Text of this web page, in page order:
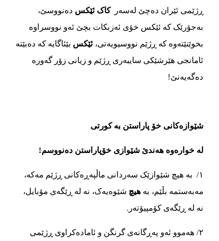
ڕژێمی ئێران ده‌‌‌چێ له‌‌‌سه‌‌‌رکاک ئێکس ده‌‌‌نووسێ،
به‌‌‌جۆرێک که ئێکس خۆی ئه‌‌‌زبکات بچێ ئه‌‌‌و نووسراوه‌‌‌‌
بخوێنێته‌‌‌وه‌‌‌ که ڕژێم نووسیویه‌‌‌تی، ئێکس بێئاگایه‌‌‌ که ده‌‌‌بێته‌‌‌
ئامانجی هێرشێکی سایبه‌‌‌ری ڕژێم و زیانی زۆر گه‌‌‌وره‌‌‌
ده‌‌‌گه‌‌‌یه‌‌‌نێ!
شێوازه‌‌‌کانی خۆ پاراستن به کورتی
له خواره‌‌‌وه‌‌‌ هه‌‌‌ندێ شێوازی خۆپاراستن ده‌‌‌نووسم!
١/ به هیچ شێوازێک سه‌‌‌ردانی ماڵپه‌‌‌ڕه‌‌‌کانی ڕژێم مه‌‌‌که‌‌‌،
مه‌‌‌به‌‌‌ستمه بڵێم، به هیچ شێوه‌‌‌یه‌‌‌ک، نه‌‌‌ له‌‌‌ ڕێگه‌‌‌ی مۆبایل،
نه‌‌‌ له ڕێگه‌‌‌ی کۆمپیۆته‌‌‌ر.
٢/ هه‌‌‌موو ئه‌‌‌و په‌‌‌ڕگانه‌‌‌ی گرنگن و ئاماده‌‌‌کراوی ڕژێمی